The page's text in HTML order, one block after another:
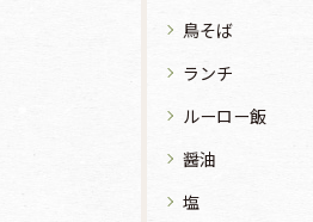
鳥そば
ランチ
ルーロー飯
醤油
塩